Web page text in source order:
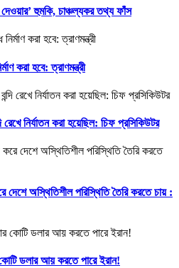
দেওয়ার’ হুমকি, চাঞ্চল্যকর তথ্য ফাঁস
করা হবে: ত্রাণমন্ত্রী
নির্যাতন করা হয়েছিল: চিফ প্রসিকিউটর
অস্থিতিশীল পরিস্থিতি তৈরি করতে চায় :
ডলার আয় করতে পারে ইরান!